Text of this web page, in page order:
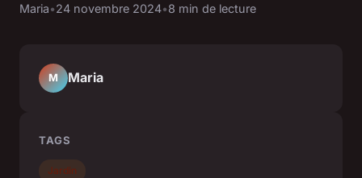
Maria•24 novembre 2024•8 min de lecture
M Maria
TAGS
Jardin